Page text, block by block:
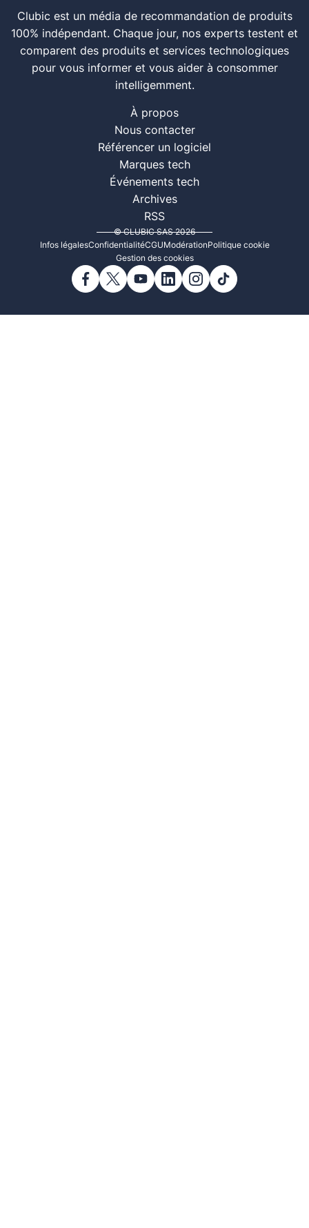
Clubic est un média de recommandation de produits
100% indépendant. Chaque jour, nos experts testent et
comparent des produits et services technologiques
pour vous informer et vous aider à consommer
intelligemment.
À propos
Nous contacter
Référencer un logiciel
Marques tech
Événements tech
Archives
RSS
© CLUBIC SAS 2026
Infos légalesConfidentialitéCGUModérationPolitique cookie
Gestion des cookies